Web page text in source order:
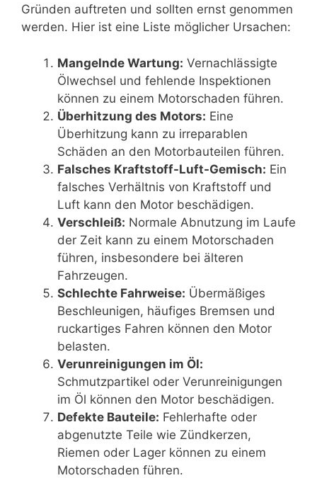
Gründen auftreten und sollten ernst genommen
werden. Hier ist eine Liste möglicher Ursachen:
Mangelnde Wartung: Vernachlässigte
Ölwechsel und fehlende Inspektionen
können zu einem Motorschaden führen.
Überhitzung des Motors: Eine
Überhitzung kann zu irreparablen
Schäden an den Motorbauteilen führen.
Falsches Kraftstoff-Luft-Gemisch: Ein
falsches Verhältnis von Kraftstoff und
Luft kann den Motor beschädigen.
Verschleiß: Normale Abnutzung im Laufe
der Zeit kann zu einem Motorschaden
führen, insbesondere bei älteren
Fahrzeugen.
Schlechte Fahrweise: Übermäßiges
Beschleunigen, häufiges Bremsen und
ruckartiges Fahren können den Motor
belasten.
Verunreinigungen im Öl:
Schmutzpartikel oder Verunreinigungen
im Öl können den Motor beschädigen.
Defekte Bauteile: Fehlerhafte oder
abgenutzte Teile wie Zündkerzen,
Riemen oder Lager können zu einem
Motorschaden führen.